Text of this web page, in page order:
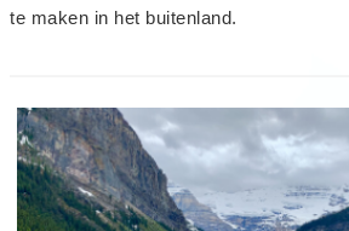
te maken in het buitenland.
read
more